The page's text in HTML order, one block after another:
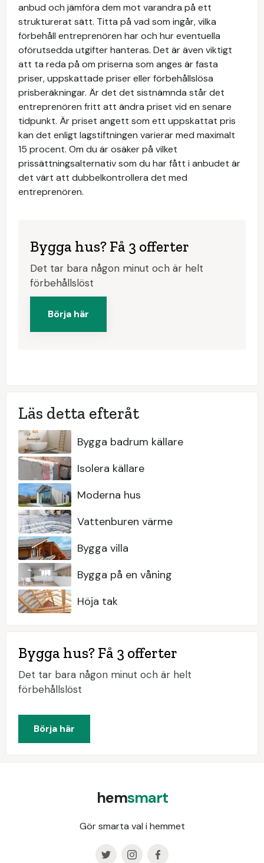
anbud och jämföra dem mot varandra på ett
strukturerat sätt. Titta på vad som ingår, vilka
förbehåll entreprenören har och hur eventuella
oförutsedda utgifter hanteras. Det är även viktigt
att ta reda på om priserna som anges är fasta
priser, uppskattade priser eller förbehållslösa
prisberäkningar. Är det det sistnämnda står det
entreprenören fritt att ändra priset vid en senare
tidpunkt. Är priset angett som ett uppskattat pris
kan det enligt lagstiftningen varierar med maximalt
15 procent. Om du är osäker på vilket
prissättningsalternativ som du har fått i anbudet är
det värt att dubbelkontrollera det med
entreprenören.
Bygga hus? Få 3 offerter
Det tar bara någon minut och är helt
förbehållslöst
Börja här
Läs detta efteråt
Bygga badrum källare
Isolera källare
Moderna hus
Vattenburen värme
Bygga villa
Bygga på en våning
Höja tak
Bygga hus? Få 3 offerter
Det tar bara någon minut och är helt
förbehållslöst
Börja här
hemsmart
Gör smarta val i hemmet